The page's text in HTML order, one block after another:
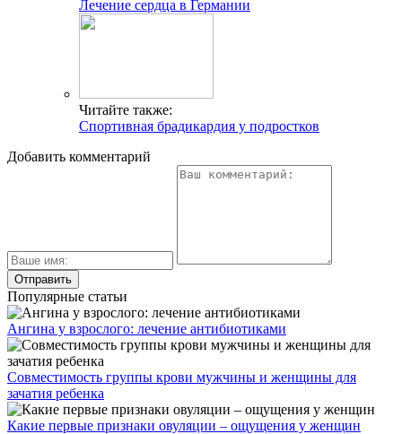
Лечение сердца в Германии
Читайте также:
Спортивная брадикардия у подростков
Добавить комментарий
Популярные статьи
Ангина у взрослого: лечение антибиотиками
Совместимость группы крови мужчины и женщины для
зачатия ребенка
Какие первые признаки овуляции – ощущения у женщин